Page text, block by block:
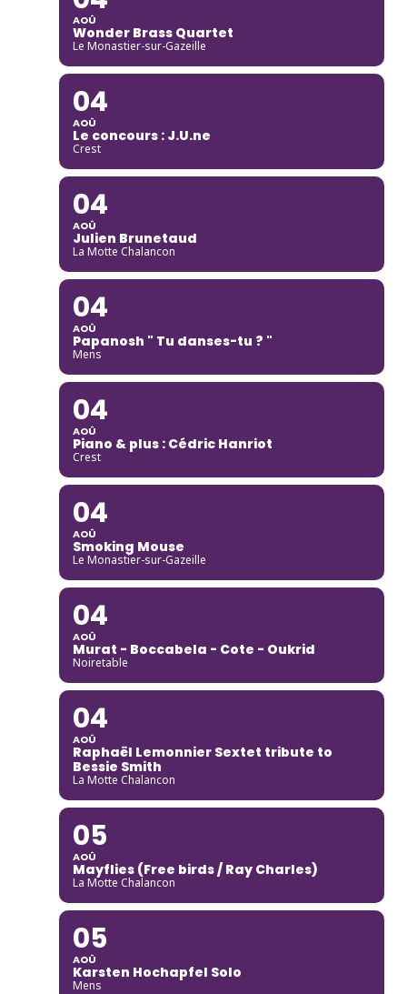
AOÛ
Wonder Brass Quartet
Le Monastier-sur-Gazeille
04
AOÛ
Le concours : J.U.ne
Crest
04
AOÛ
Julien Brunetaud
La Motte Chalancon
04
AOÛ
Papanosh " Tu danses-tu ? "
Mens
04
AOÛ
Piano & plus : Cédric Hanriot
Crest
04
AOÛ
Smoking Mouse
Le Monastier-sur-Gazeille
04
AOÛ
Murat - Boccabela - Cote - Oukrid
Noiretable
04
AOÛ
Raphaël Lemonnier Sextet tribute to
Bessie Smith
La Motte Chalancon
05
AOÛ
Mayflies (Free birds / Ray Charles)
La Motte Chalancon
05
AOÛ
Karsten Hochapfel Solo
Mens